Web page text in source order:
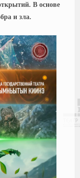
В основе
и зла.